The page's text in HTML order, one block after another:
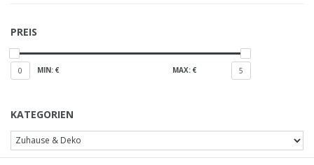
PREIS
0 MIN: € MAX: € 5
KATEGORIEN